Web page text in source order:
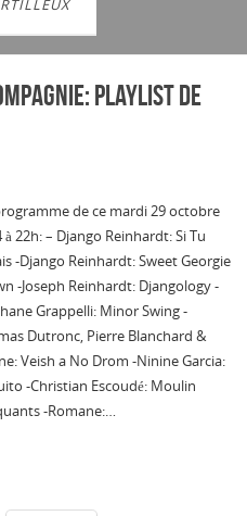
Playlist de
de ce mardi 29 octobre
à 22h: – Django Reinhardt: Si Tu
-Django Reinhardt: Sweet Georgie
-Joseph Reinhardt: Djangology -
Grappelli: Minor Swing -
Dutronc, Pierre Blanchard &
Veish a No Drom -Ninine Garcia:
-Christian Escoudé: Moulin
-Romane:…